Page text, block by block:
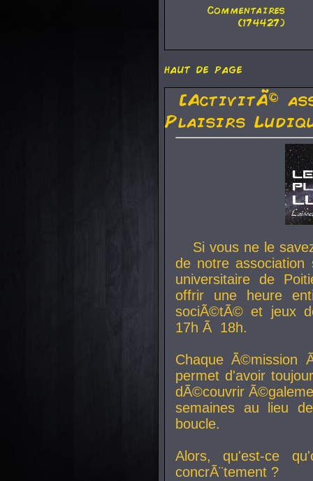
Commentaires
(174427)
haut de page
[ActivitÃ©
Plaisirs
Si vous ne le
de notre
universitaire de
offrir une heure
sociÃ©tÃ© et jeux
17h Ã 18h.
Chaque Ã©mission
permet d'avoir
dÃ©couvrir
semaines au lieu
boucle.
Alors, qu'est-ce
concrÃ¨tement ?